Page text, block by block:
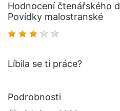
Hodnocení čtenářského
Povídky malostranské
Líbila se ti práce?
Podrobnosti